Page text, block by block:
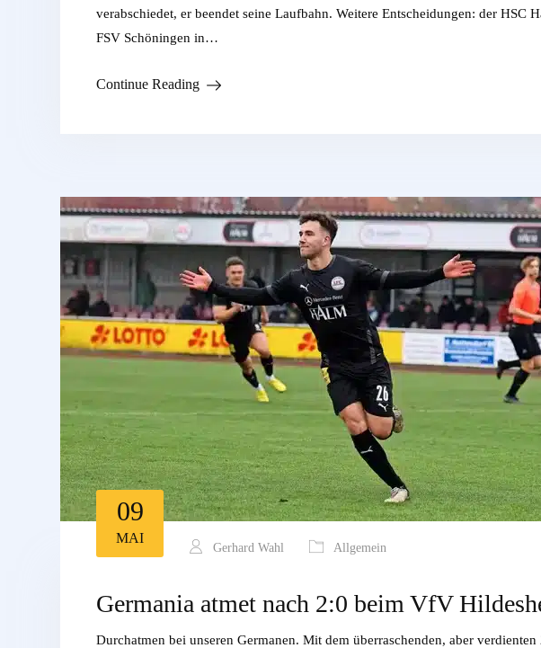
verabschiedet, er beendet seine Laufbahn. Weitere Entscheidungen: der HSC
FSV Schöningen in…
Continue Reading
09
MAI
Gerhard Wahl Allgemein
Germania atmet nach 2:0 beim VfV
Durchatmen bei unseren Germanen. Mit dem überraschenden, aber